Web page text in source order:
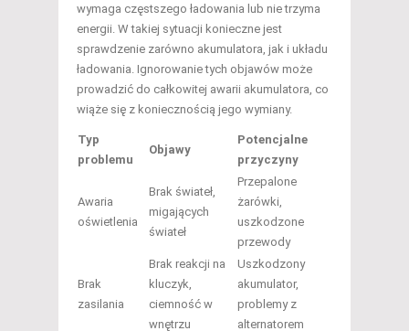
wymaga częstszego ładowania lub nie trzyma
energii. W takiej sytuacji konieczne jest
sprawdzenie zarówno akumulatora, jak i układu
ładowania. Ignorowanie tych objawów może
prowadzić do całkowitej awarii akumulatora, co
wiąże się z koniecznością jego wymiany.
Typ
problemu
Objawy
Potencjalne
przyczyny
Awaria
oświetlenia
Brak świateł,
migających
świateł
Przepalone
żarówki,
uszkodzone
przewody
Brak
zasilania
Brak reakcji na
kluczyk,
ciemność w
wnętrzu
Uszkodzony
akumulator,
problemy z
alternatorem